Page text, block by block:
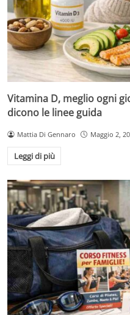
Vitamina D, meglio ogni
dicono le linee guida
Mattia Di Gennaro Maggio 2,
Leggi di più